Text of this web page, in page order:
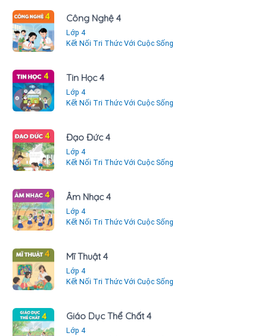
Công Nghệ 4
Lớp 4
Kết Nối Tri Thức Với Cuộc Sống
Tin Học 4
Lớp 4
Kết Nối Tri Thức Với Cuộc Sống
Đạo Đức 4
Lớp 4
Kết Nối Tri Thức Với Cuộc Sống
Âm Nhạc 4
Lớp 4
Kết Nối Tri Thức Với Cuộc Sống
Mĩ Thuật 4
Lớp 4
Kết Nối Tri Thức Với Cuộc Sống
Giáo Dục Thể Chất 4
Lớp 4